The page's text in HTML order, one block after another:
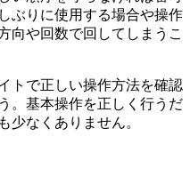
ぶりに使用する場合や操作
向や回数で回してしまうこ
トで正しい操作方法を確認
。基本操作を正しく行うだ
少なくありません。